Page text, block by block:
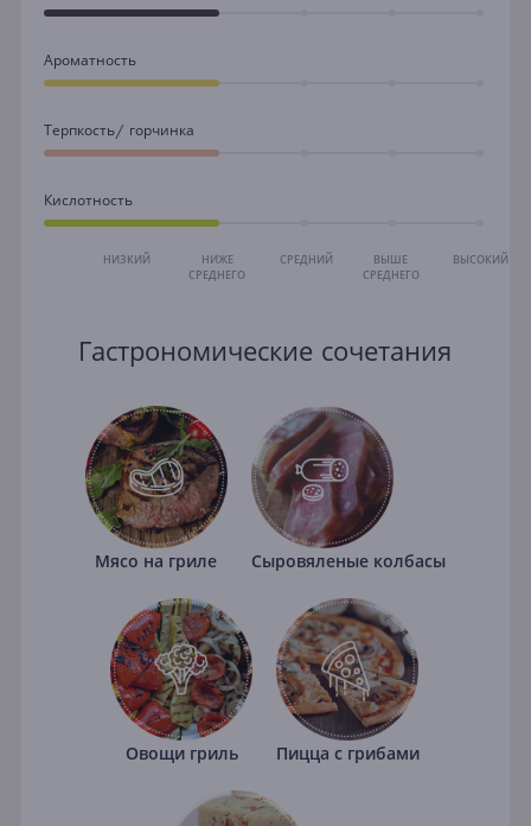
Ароматность
Терпкость/ горчинка
Кислотность
НИЗКИЙ
НИЖЕ
СРЕДНЕГО
СРЕДНИЙ
ВЫШЕ
СРЕДНЕГО
ВЫСОКИЙ
Гастрономические сочетания
Мясо на гриле Сыровяленые колбасы
Овощи гриль Пицца с грибами